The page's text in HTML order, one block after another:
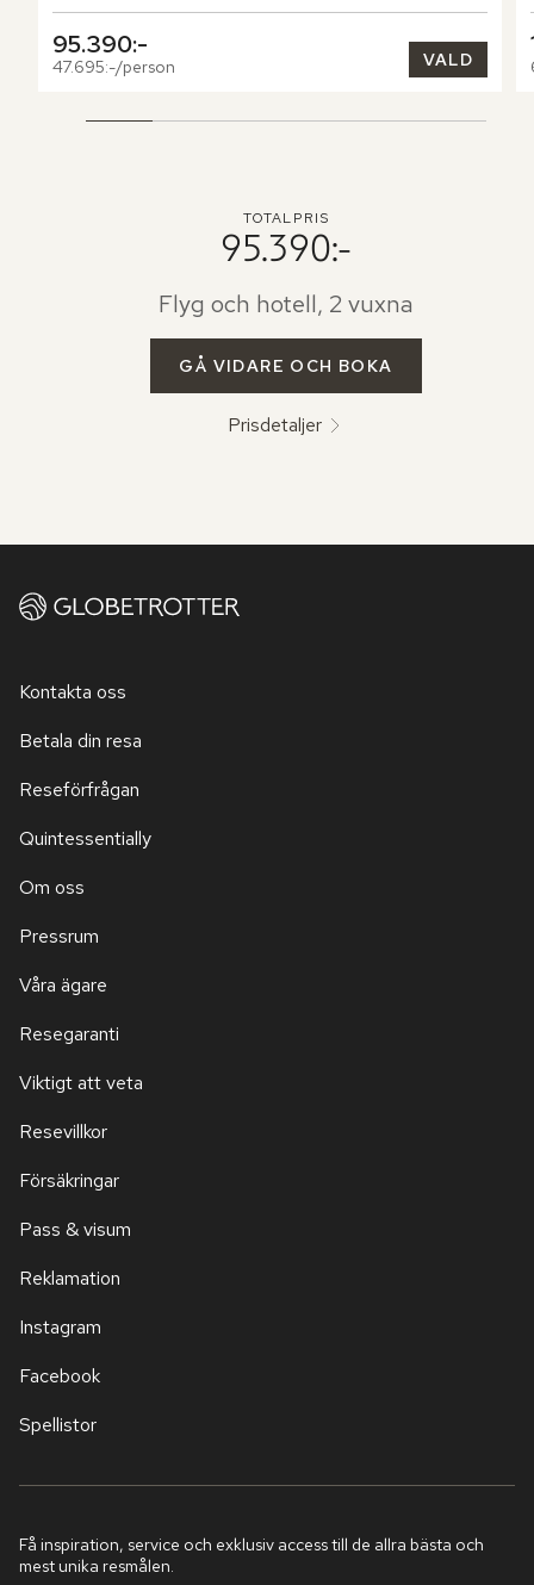
95.390:-
47.695:-/person VALD
TOTALPRIS
95.390:-
Flyg och hotell, 2 vuxna
GÅ VIDARE OCH BOKA
Prisdetaljer
Kontakta oss
Betala din resa
Reseförfrågan
Quintessentially
Om oss
Pressrum
Våra ägare
Resegaranti
Viktigt att veta
Resevillkor
Försäkringar
Pass & visum
Reklamation
Instagram
Facebook
Spellistor
Få inspiration, service och exklusiv access till de allra bästa och
mest unika resmålen.